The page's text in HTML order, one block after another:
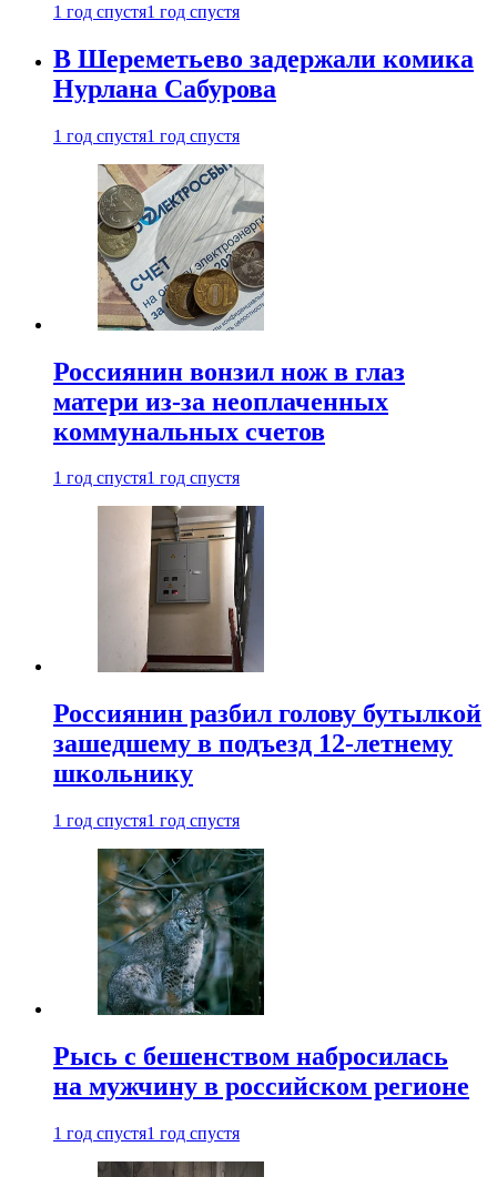
1 год спустя1 год спустя
В Шереметьево задержали комика
Нурлана Сабурова
1 год спустя1 год спустя
Россиянин вонзил нож в глаз
матери из-за неоплаченных
коммунальных счетов
1 год спустя1 год спустя
Россиянин разбил голову бутылкой
зашедшему в подъезд 12-летнему
школьнику
1 год спустя1 год спустя
Рысь с бешенством набросилась
на мужчину в российском регионе
1 год спустя1 год спустя